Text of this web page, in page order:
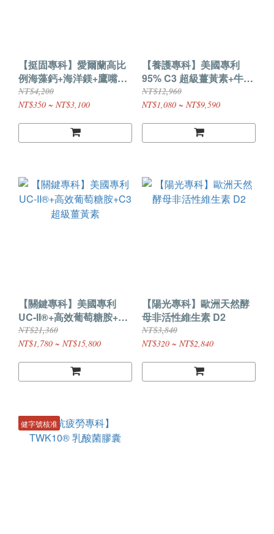
【挺固專科】愛爾蘭高比
例海藻鈣+海洋鎂+鷹嘴豆
K2
NT$4,200
NT$350 ~ NT$3,100
【養護專科】美國專利
95% C3 超級薑黃素+牛樟
芝子實體
NT$12,960
NT$1,080 ~ NT$9,590
【關鍵專科】美國專利
UC-II®+高效葡萄糖胺+C3
超級薑黃素
NT$21,360
NT$1,780 ~ NT$15,800
【陽光專科】歐洲天然酵
母非活性維生素 D2
NT$3,840
NT$320 ~ NT$2,840
健字號核准